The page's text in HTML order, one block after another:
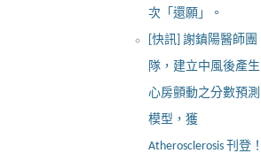
次「還願」。
[快訊] 謝鎮陽醫師團
隊，建立中風後產生
心房顫動之分數預測
模型，獲
Atherosclerosis 刊登！